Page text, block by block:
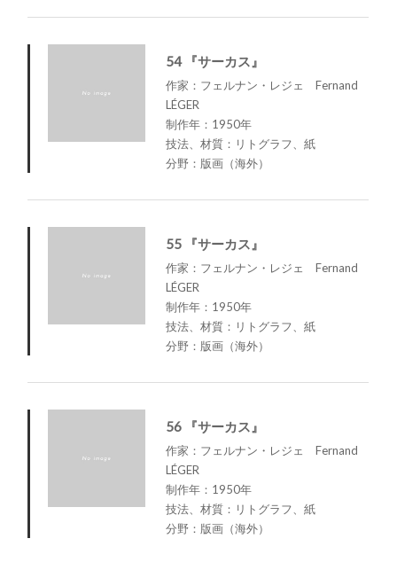
54 『サーカス』
作家：フェルナン・レジェ Fernand
LÉGER
制作年：1950年
技法、材質：リトグラフ、紙
分野：版画（海外）
55 『サーカス』
作家：フェルナン・レジェ Fernand
LÉGER
制作年：1950年
技法、材質：リトグラフ、紙
分野：版画（海外）
56 『サーカス』
作家：フェルナン・レジェ Fernand
LÉGER
制作年：1950年
技法、材質：リトグラフ、紙
分野：版画（海外）